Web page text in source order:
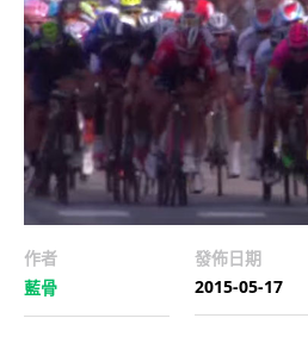
作者
藍骨
發佈日期
2015-05-17